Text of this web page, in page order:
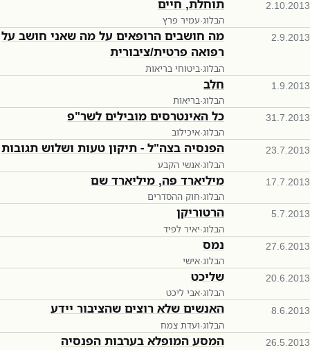
2.10.2013 תוחלת, חיים
הבלוג·עמיר פרץ
2.9.2013
מה חושבים הרופאים על מה שאני חושב על
רפואה פרטית/ציבורית
הבלוג·ביטוחי בריאות
1.9.2013 חלב
הבלוג·בריאות
31.7.2013 כל האינטרסים מובילים לשר"פ
הבלוג·איכילוב
23.7.2013 הפנסיה בצה"ל - תיקון טעות ושלוש תגובות
הבלוג·אנשי הקבע
17.7.2013 מיליארד פה, מיליארד שם
הבלוג·חוק ההסדרים
5.7.2013 הרטוריקן
הבלוג·יאיר לפיד
27.6.2013 נמס
הבלוג·אישי
20.6.2013 שליכט
הבלוג·אבי ליכט
8.6.2013 האנשים שלא רוצים שהציבור יידע
הבלוג·ועדת צמח
26.5.2013 המסע המופלא בערבות הפנסיה